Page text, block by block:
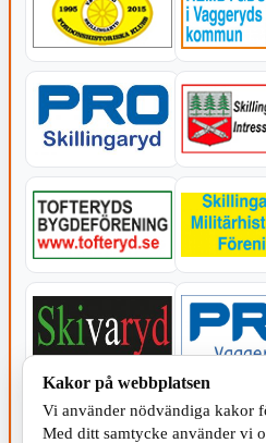
KOMMUNEN
Kakor på webbplatsen
Vi använder nödvändiga kakor
Med ditt samtycke använder vi